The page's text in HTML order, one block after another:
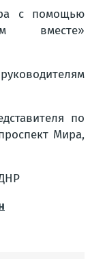
с помощью
вместе»
по
Мира,